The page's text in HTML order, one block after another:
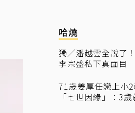
哈燒
獨／潘越雲全說了
李宗盛私下真面目
71歲姜厚任戀上
「七世因緣」：3